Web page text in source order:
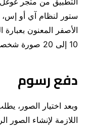
ستور لنظام آي أو إس،
الأصفر المعنون
10 إلى 20 صورة شخصية ثم النقر على متابعة.
دفع رسوم
وبعد اختيار الصور،